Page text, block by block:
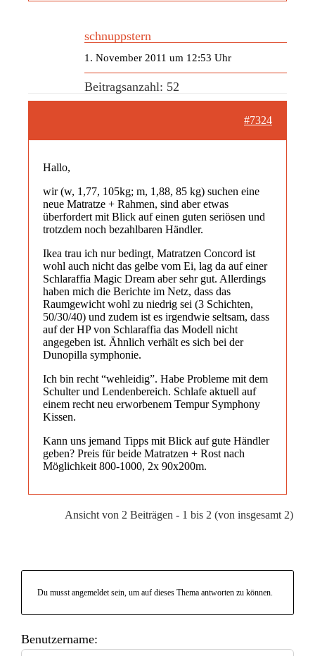
schnuppstern
1. November 2011 um 12:53 Uhr
Beitragsanzahl: 52
#7324
Hallo,
wir (w, 1,77, 105kg; m, 1,88, 85 kg) suchen eine
neue Matratze + Rahmen, sind aber etwas
überfordert mit Blick auf einen guten seriösen und
trotzdem noch bezahlbaren Händler.
Ikea trau ich nur bedingt, Matratzen Concord ist
wohl auch nicht das gelbe vom Ei, lag da auf einer
Schlaraffia Magic Dream aber sehr gut. Allerdings
haben mich die Berichte im Netz, dass das
Raumgewicht wohl zu niedrig sei (3 Schichten,
50/30/40) und zudem ist es irgendwie seltsam, dass
auf der HP von Schlaraffia das Modell nicht
angegeben ist. Ähnlich verhält es sich bei der
Dunopilla symphonie.
Ich bin recht “wehleidig”. Habe Probleme mit dem
Schulter und Lendenbereich. Schlafe aktuell auf
einem recht neu erworbenem Tempur Symphony
Kissen.
Kann uns jemand Tipps mit Blick auf gute Händler
geben? Preis für beide Matratzen + Rost nach
Möglichkeit 800-1000, 2x 90x200m.
Ansicht von 2 Beiträgen - 1 bis 2 (von insgesamt 2)
Du musst angemeldet sein, um auf dieses Thema antworten zu können.
Benutzername: